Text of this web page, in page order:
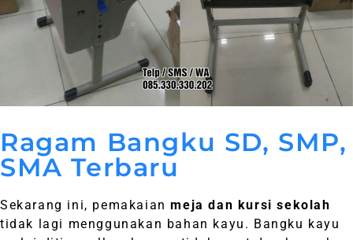
Ragam Bangku SD, SMP,
SMA Terbaru
Sekarang ini, pemakaianmeja dan kursi sekolah
tidak lagi menggunakan bahan kayu. Bangku kayu